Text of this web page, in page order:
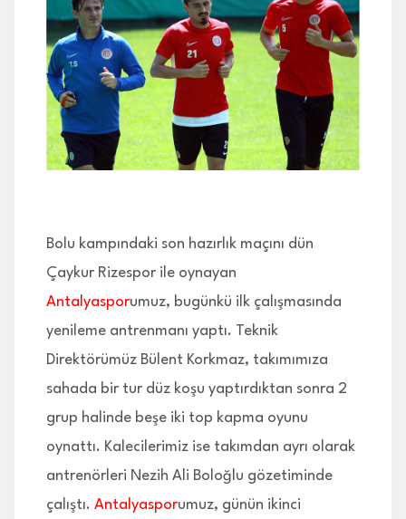
İLETİŞİM
Bolu kampındaki son hazırlık maçını dün
Çaykur Rizespor ile oynayan
Antalyasporumuz, bugünkü ilk çalışmasında
yenileme antrenmanı yaptı. Teknik
Direktörümüz Bülent Korkmaz, takımımıza
sahada bir tur düz koşu yaptırdıktan sonra 2
grup halinde beşe iki top kapma oyunu
oynattı. Kalecilerimiz ise takımdan ayrı olarak
antrenörleri Nezih Ali Boloğlu gözetiminde
çalıştı. Antalyasporumuz, günün ikinci